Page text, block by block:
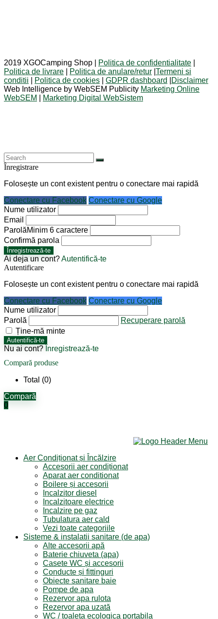
2019 XGOCamping Shop | Politica de confidentialitate
Politica de livrare
Politica de anulare/retur Termeni si
conditii
Politica de cookies GDPR dashboard
Disclaimer
Web Intelligence by WebSEM Publicity Marketing Online
WebSEM
Marketing Digital WebSistem
Înregistrare
Folosește un cont existent pentru o conectare mai rapidă
Conectare cu Facebook Conectare cu Google
Nume utilizator
Email
ParolăMinim 6 caractere
Confirmă parola
Înregistrează-te
Ai deja un cont?Autentifică-te
Autentificare
Folosește un cont existent pentru o conectare mai rapidă
Conectare cu Facebook Conectare cu Google
Nume utilizator
Parolă
Recuperare parolă
Ține-mă minte
Autentifică-te
Nu ai cont? Înregistrează-te
Compară produse
Total (0)
Compară
0
Aer Condiționat și Încălzire
Accesorii aer condiționat
Aparat aer conditionat
Boilere și accesorii
Incalzitor diesel
Incalzitoare electrice
Incalzire pe gaz
Tubulatura aer cald
Vezi toate categoriile
Sisteme & instalatii sanitare (de apa)
Alte accesorii apă
Baterie chiuveta (apa)
Casete WC și accesorii
Conducte și fittinguri
Obiecte sanitare baie
Pompe de apa
Rezervor apa rulota
Rezervor apa uzată
WC / toaleta ecologica portabila